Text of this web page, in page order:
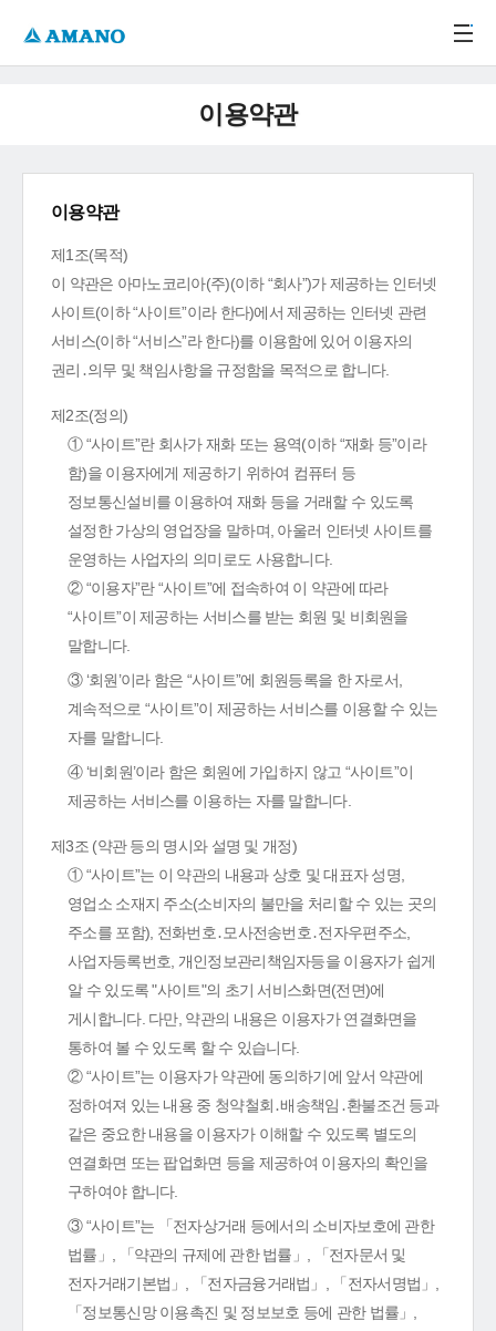
이용약관
이용약관
제1조(목적)
이 약관은 아마노코리아(주)(이하 “회사”)가 제공하는 인터넷
사이트(이하 “사이트”이라 한다)에서 제공하는 인터넷 관련
서비스(이하 “서비스”라 한다)를 이용함에 있어 이용자의
권리․의무 및 책임사항을 규정함을 목적으로 합니다.
제2조(정의)
① “사이트”란 회사가 재화 또는 용역(이하 “재화 등”이라
함)을 이용자에게 제공하기 위하여 컴퓨터 등
정보통신설비를 이용하여 재화 등을 거래할 수 있도록
설정한 가상의 영업장을 말하며, 아울러 인터넷 사이트를
운영하는 사업자의 의미로도 사용합니다.
② “이용자”란 “사이트”에 접속하여 이 약관에 따라
“사이트”이 제공하는 서비스를 받는 회원 및 비회원을
말합니다.
③ ‘회원’이라 함은 “사이트”에 회원등록을 한 자로서,
계속적으로 “사이트”이 제공하는 서비스를 이용할 수 있는
자를 말합니다.
④ ‘비회원’이라 함은 회원에 가입하지 않고 “사이트”이
제공하는 서비스를 이용하는 자를 말합니다.
제3조 (약관 등의 명시와 설명 및 개정)
① “사이트”는 이 약관의 내용과 상호 및 대표자 성명,
영업소 소재지 주소(소비자의 불만을 처리할 수 있는 곳의
주소를 포함), 전화번호․모사전송번호․전자우편주소,
사업자등록번호, 개인정보관리책임자등을 이용자가 쉽게
알 수 있도록 "사이트"의 초기 서비스화면(전면)에
게시합니다. 다만, 약관의 내용은 이용자가 연결화면을
통하여 볼 수 있도록 할 수 있습니다.
② “사이트”는 이용자가 약관에 동의하기에 앞서 약관에
정하여져 있는 내용 중 청약철회․배송책임․환불조건 등과
같은 중요한 내용을 이용자가 이해할 수 있도록 별도의
연결화면 또는 팝업화면 등을 제공하여 이용자의 확인을
구하여야 합니다.
③ “사이트”는 「전자상거래 등에서의 소비자보호에 관한
법률」, 「약관의 규제에 관한 법률」, 「전자문서 및
전자거래기본법」, 「전자금융거래법」, 「전자서명법」,
「정보통신망 이용촉진 및 정보보호 등에 관한 법률」,